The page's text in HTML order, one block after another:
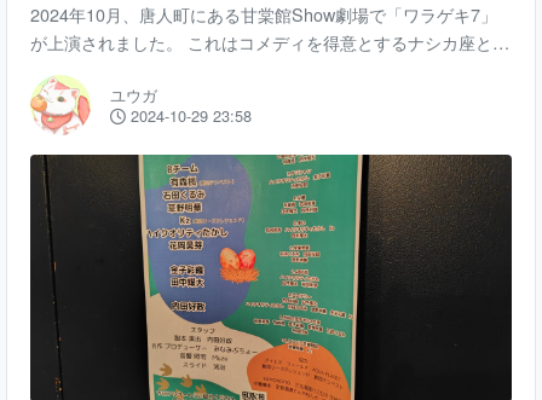
2024年10月、唐人町にある甘棠館Show劇場で「ワラゲキ7」
が上演されました。 これはコメディを得意とするナシカ座とい
う劇団が主催したもので、本公演とは異なる番外公演と位置づ
けられています。 ワラゲキ7の内容は複数のコントを次から次
へと上演していくというもの。 ストーリー性のある演目とは違
い、全力でギャグに振り切った内容に約2時間の上演時間の間
笑いっぱなしでした。 ワラゲキの出演者は芸人ではなく役者で
す。そのため表情の作り方やリアクションなど、芸人とは異な
る味がありました。 特に女優陣の演技
ユウガ
2024-10-29 23:58